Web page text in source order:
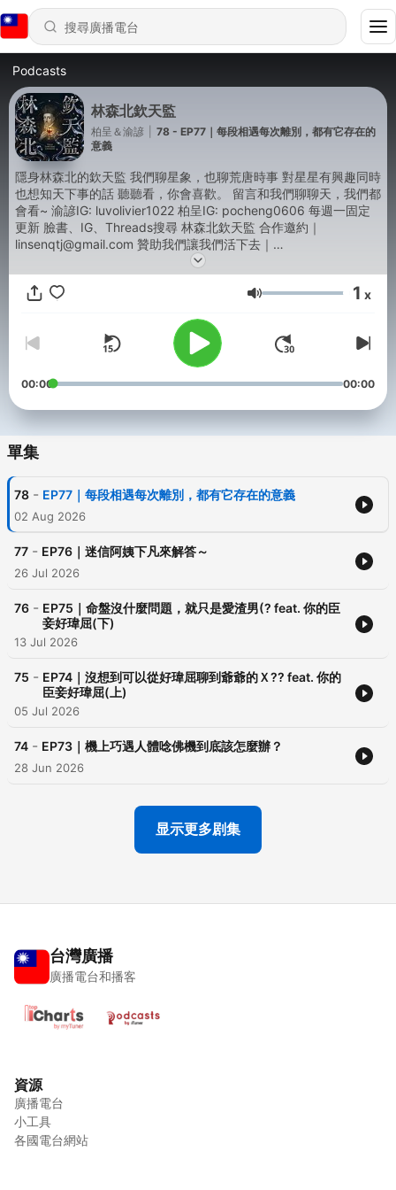
Podcasts
林森北欽天監
柏呈＆渝諺
78 - EP77｜每段相遇每次離別，都有它存在的
意義
隱身林森北的欽天監 我們聊星象，也聊荒唐時事 對星星有興趣同時
也想知天下事的話 聽聽看，你會喜歡。 留言和我們聊聊天，我們都
會看~ 渝諺IG: luvolivier1022 柏呈IG: pocheng0606 每週一固定
更新 臉書、IG、Threads搜尋 林森北欽天監 合作邀約｜
linsenqtj@gmail.com 贊助我們讓我們活下去｜
https://pse.is/6a6e3a -- Hosting provided by
音量 1 x
00:00 00:00
單集
78 - EP77｜每段相遇每次離別，都有它存在的意義
02 Aug 2026
77 - EP76｜迷信阿姨下凡來解答～
26 Jul 2026
76 - EP75｜命盤沒什麼問題，就只是愛渣男(? feat. 你的臣
妾好瑋屈(下)
13 Jul 2026
75 - EP74｜沒想到可以從好瑋屈聊到爺爺的Ｘ?? feat. 你的
臣妾好瑋屈(上)
05 Jul 2026
74 - EP73｜機上巧遇人體唸佛機到底該怎麼辦？
28 Jun 2026
显示更多剧集
台灣廣播
廣播電台和播客
資源
廣播電台
小工具
各國電台網站